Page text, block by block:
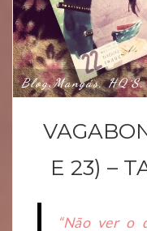
Blog,Mangás,
E 23) –
“Não ver o